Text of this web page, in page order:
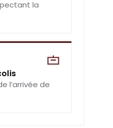
la
l’arrivée de